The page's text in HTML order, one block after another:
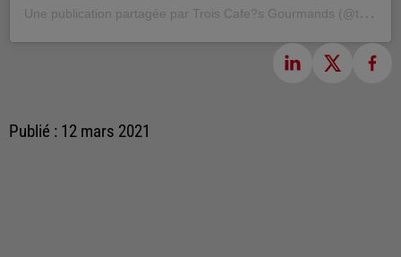
U
ne publication partagée par Trois Cafe?s Gourmands (@troiscafesgourmands)
Publié : 12 mars 2021